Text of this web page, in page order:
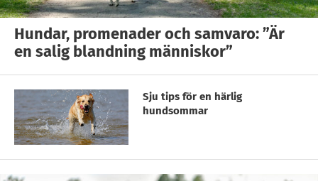
Hundar, promenader och samvaro: ”Är
en salig blandning människor”
Sju tips för en härlig
hundsommar